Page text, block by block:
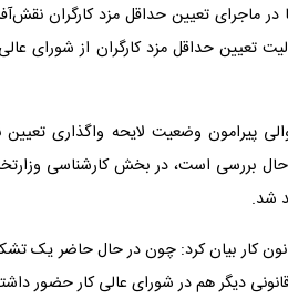
ماجرای تعیین حداقل مزد کارگران
تعیین حداقل مزد کارگران از شورای
پیرامون وضعیت لایحه واگذاری
حال بررسی است، در بخش کارشناسی
شد.
کار بیان کرد: چون در حال حاضر یک تشکل
دیگر هم در شورای عالی کار حضور